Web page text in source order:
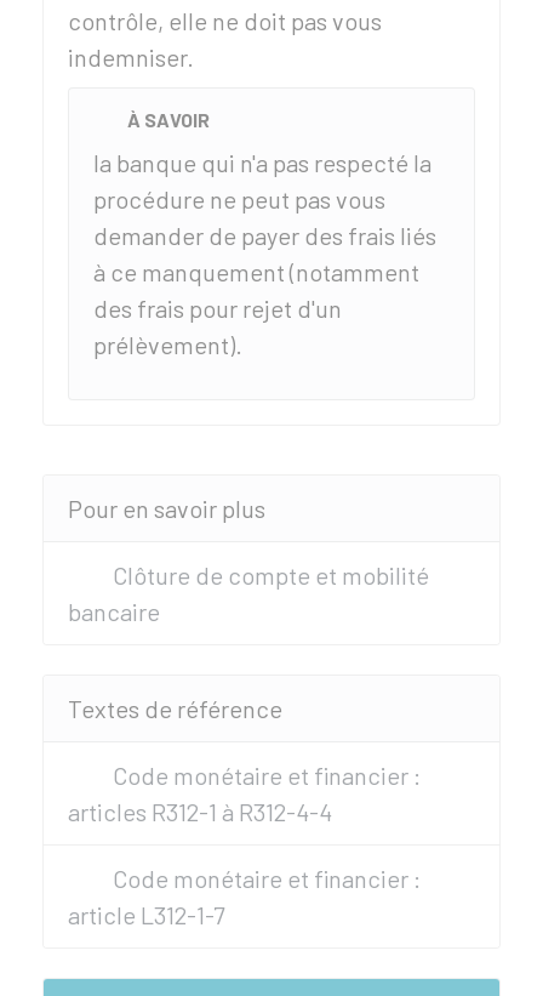
contrôle, elle ne doit pas vous
indemniser.
À SAVOIR
la banque qui n'a pas respecté la
procédure ne peut pas vous
demander de payer des frais liés
à ce manquement (notamment
des frais pour rejet d'un
prélèvement).
Pour en savoir plus
Clôture de compte et mobilité
bancaire
Textes de référence
Code monétaire et financier :
articles R312-1 à R312-4-4
Code monétaire et financier :
article L312-1-7